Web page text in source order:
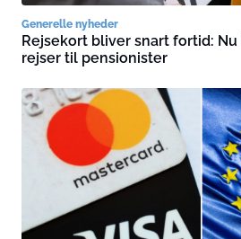
Generelle nyheder
Rejsekort bliver snart fortid:
rejser til pensionister